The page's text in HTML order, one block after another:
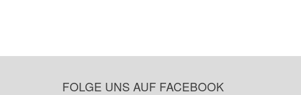
FOLGE UNS AUF FACEBOOK